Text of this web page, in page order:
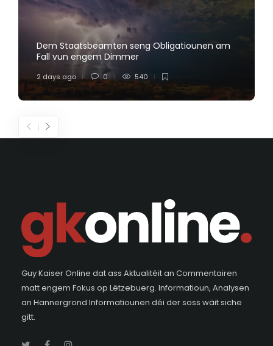
Dem Staatsbeamten seng Obligatiounen am
Fall vun engem Dimmer
2 days ago 0 540
Guy Kaiser Online dat ass Aktualitéit an Commentairen
matt engem Fokus op Lëtzebuerg. Informatioun, Analysen
an Hannergrond Informatiounen déi der soss wäit siche
gitt.